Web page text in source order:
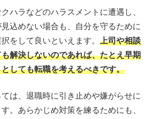
ハラなどのハラスメントに遭遇し、
込めない場合も、自分を守るために
をして良いといえます。 上司や相談
解決しないのであれば、たとえ早期
しても転職を考えるべきです。
は、退職時に引き止めや嫌がらせに
。あらかじめ対策を練るためにも、